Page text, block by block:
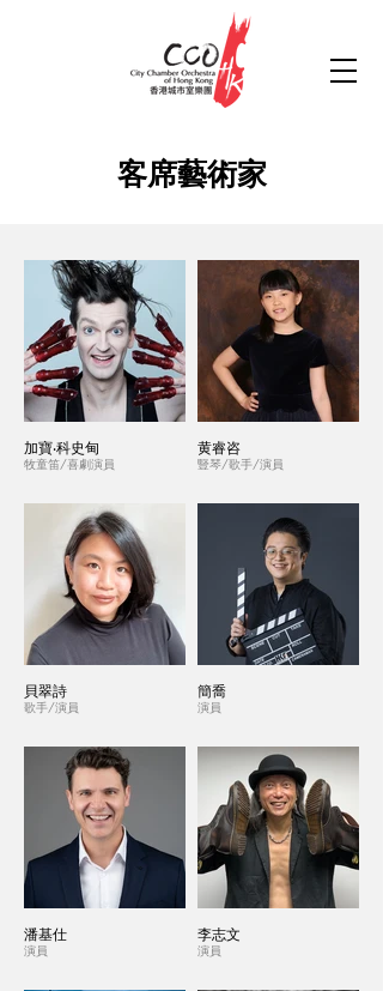
客席藝術家
加寶‧科史甸
牧童笛/喜劇演員
黄睿咨
豎琴/歌手/演員
貝翠詩
歌手/演員
簡喬
演員
潘基仕
演員
李志文
演員